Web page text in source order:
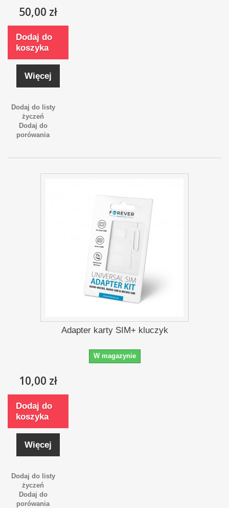
50,00 zł
Dodaj do
koszyka
Więcej
Dodaj do listy
życzeń
Dodaj do
porówania
Adapter karty SIM+ kluczyk
W magazynie
10,00 zł
Dodaj do
koszyka
Więcej
Dodaj do listy
życzeń
Dodaj do
porówania